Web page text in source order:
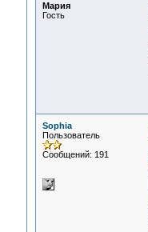
Мария
Гость
Sophia
Пользователь
Сообщений: 191